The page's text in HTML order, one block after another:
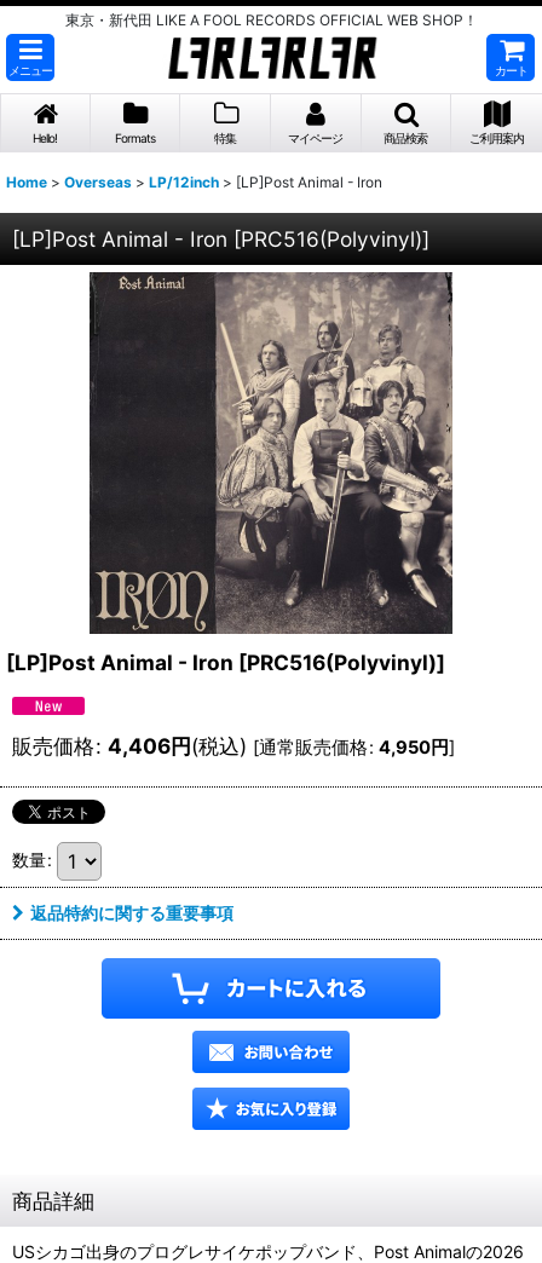
東京・新代田 LIKE A FOOL RECORDS OFFICIAL WEB SHOP！
メニュー カート
Hello! Formats 特集 マイページ 商品検索 ご利用案内
Home > Overseas > LP/12inch > [LP]Post Animal - Iron
[LP]Post Animal - Iron [PRC516(Polyvinyl)]
[LP]Post Animal - Iron [PRC516(Polyvinyl)]
販売価格: 4,406円(税込) [通常販売価格: 4,950円]
数量:
返品特約に関する重要事項
商品詳細
USシカゴ出身のプログレサイケポップバンド、Post Animalの2026